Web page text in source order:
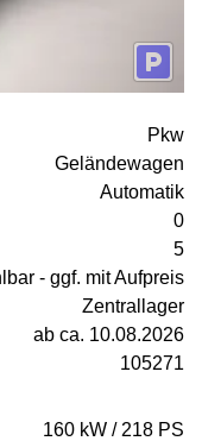
Pkw
Geländewagen
Automatik
0
5
- ggf. mit Aufpreis
Zentrallager
ab ca. 10.08.2026
105271
160 kW / 218 PS